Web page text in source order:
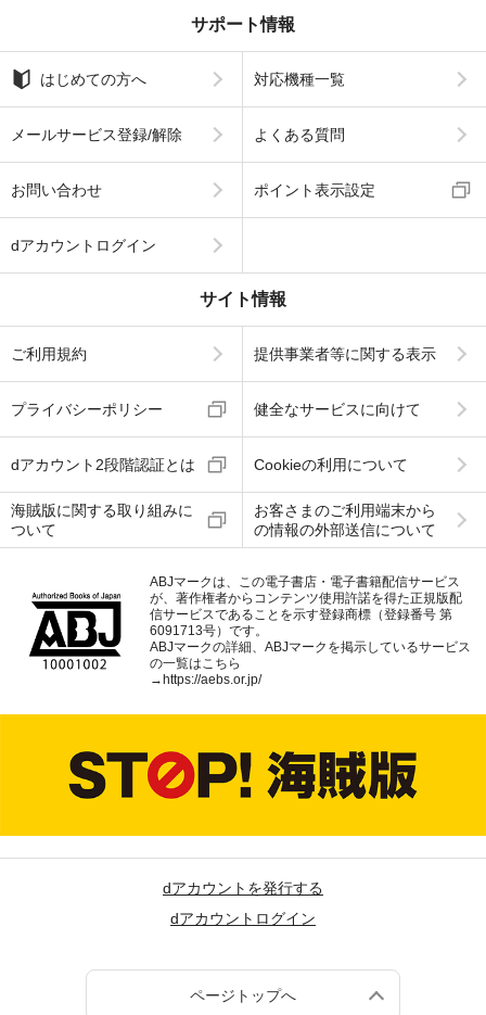
サポート情報
はじめての方へ 対応機種一覧
メールサービス登録/解除 よくある質問
お問い合わせ ポイント表示設定
dアカウントログイン
サイト情報
ご利用規約 提供事業者等に関する表示
プライバシーポリシー 健全なサービスに向けて
dアカウント2段階認証とは Cookieの利用について
海賊版に関する取り組みに
ついて
お客さまのご利用端末から
の情報の外部送信について
ABJマークは、この電子書店・電子書籍配信サービス
が、著作権者からコンテンツ使用許諾を得た正規版配
信サービスであることを示す登録商標（登録番号 第
6091713号）です。
ABJマークの詳細、ABJマークを掲示しているサービス
の一覧はこちら
→ https://aebs.or.jp/
dアカウントを発行する
dアカウントログイン
ページトップへ